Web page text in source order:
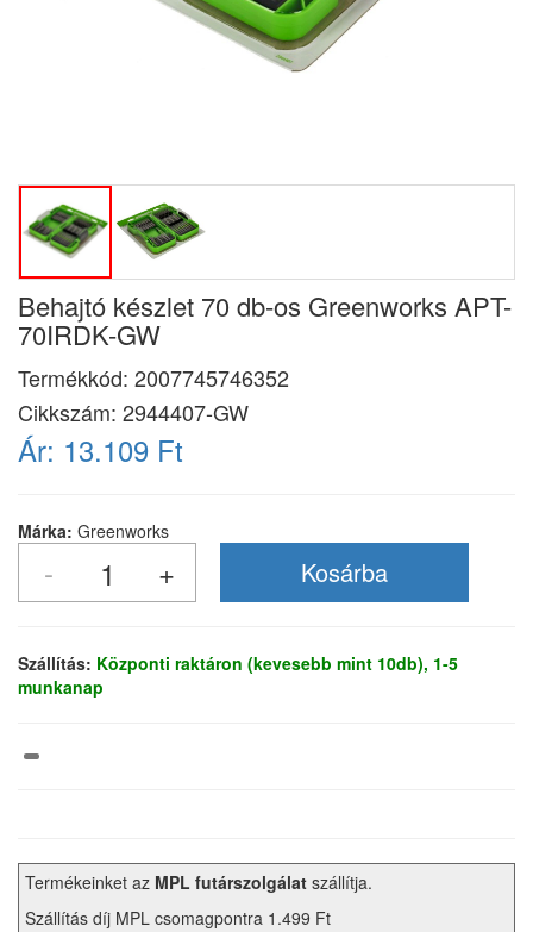
Behajtó készlet 70 db-os Greenworks APT-
70IRDK-GW
Termékkód: 2007745746352
Cikkszám: 2944407-GW
Ár: 13.109 Ft
Márka: Greenworks
Szállítás: Központi raktáron (kevesebb mint 10db), 1-5
munkanap
Termékeinket az MPL futárszolgálat szállítja.
Szállítás díj MPL csomagpontra 1.499 Ft